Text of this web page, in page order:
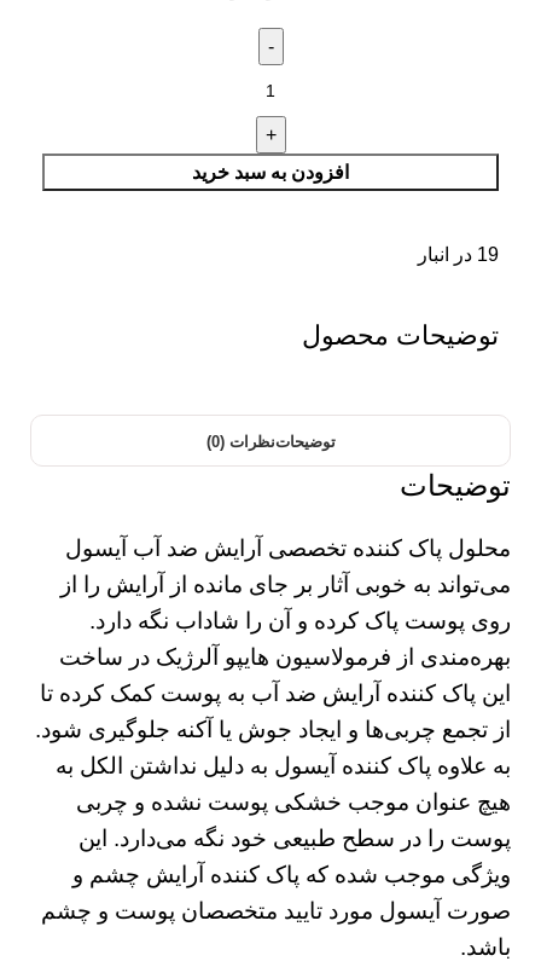
افزودن به سبد خرید
19 در انبار
توضیحات محصول
توضیحاتنظرات (0)
توضیحات
محلول پاک کننده تخصصی آرایش ضد آب آیسول
می‌تواند به خوبی آثار بر جای مانده از آرایش را از
روی پوست پاک کرده و آن را شاداب نگه دارد.
بهره‌مندی از فرمولاسیون هایپو آلرژیک در ساخت
این پاک کننده آرایش ضد آب به پوست کمک کرده تا
از تجمع چربی‌ها و ایجاد جوش یا آکنه جلوگیری شود.
به علاوه پاک کننده آیسول به دلیل نداشتن الکل به
هیچ عنوان موجب خشکی پوست نشده و چربی
پوست را در سطح طبیعی خود نگه می‌دارد. این
ویژگی موجب شده که پاک کننده آرایش چشم و
صورت آیسول مورد تایید متخصصان پوست و چشم
باشد.